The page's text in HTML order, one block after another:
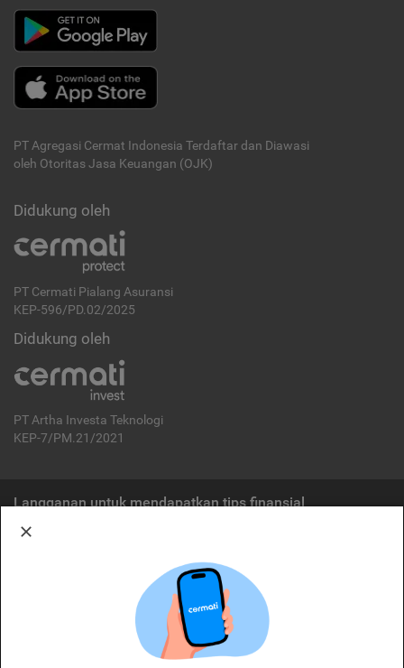
PT Agregasi Cermat Indonesia Terdaftar dan Diawasi
oleh Otoritas Jasa Keuangan (OJK)
Didukung oleh
PT Cermati Pialang Asuransi
KEP-596/PD.02/2025
Didukung oleh
PT Artha Investa Teknologi
KEP-7/PM.21/2021
Langganan untuk mendapatkan tips finansial
Cermati merupakan penyelenggara agregasi jasa keuangan yang terdaftar di
OJK. Oleh karena itu, produk dan/atau layanan jasa keuangan yang
ditawarkan bukan merupakan produk dan/atau layanan jasa keuangan yang
diterbitkan oleh Cermati dan Cermati tidak bertanggung jawab atas tuntutan